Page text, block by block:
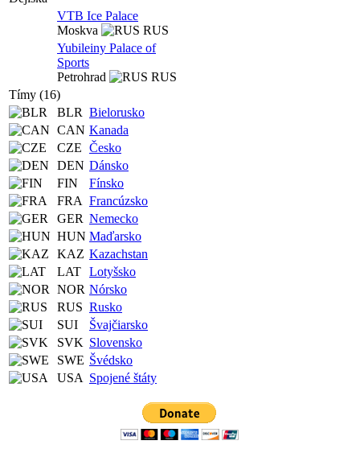
VTB Ice Palace
Moskva
RUS
Yubileiny Palace of
Sports
Petrohrad
RUS
Tímy (16)
BLR Bielorusko
CAN Kanada
CZE Česko
DEN Dánsko
FIN
Fínsko
FRA Francúzsko
GER Nemecko
HUN Maďarsko
KAZ Kazachstan
LAT Lotyšsko
NOR Nórsko
RUS Rusko
SUI
Švajčiarsko
SVK Slovensko
SWE Švédsko
USA Spojené štáty